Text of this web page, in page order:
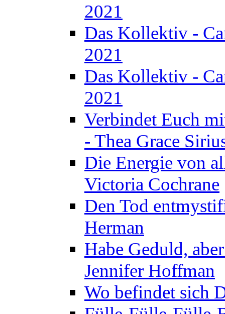
2021
Das Kollektiv -
2021
Das Kollektiv -
2021
Verbindet Euch
- Thea Grace
Die Energie von
Victoria Cochrane
Den Tod
Herman
Habe Geduld,
Jennifer Hoffman
Wo befindet sich